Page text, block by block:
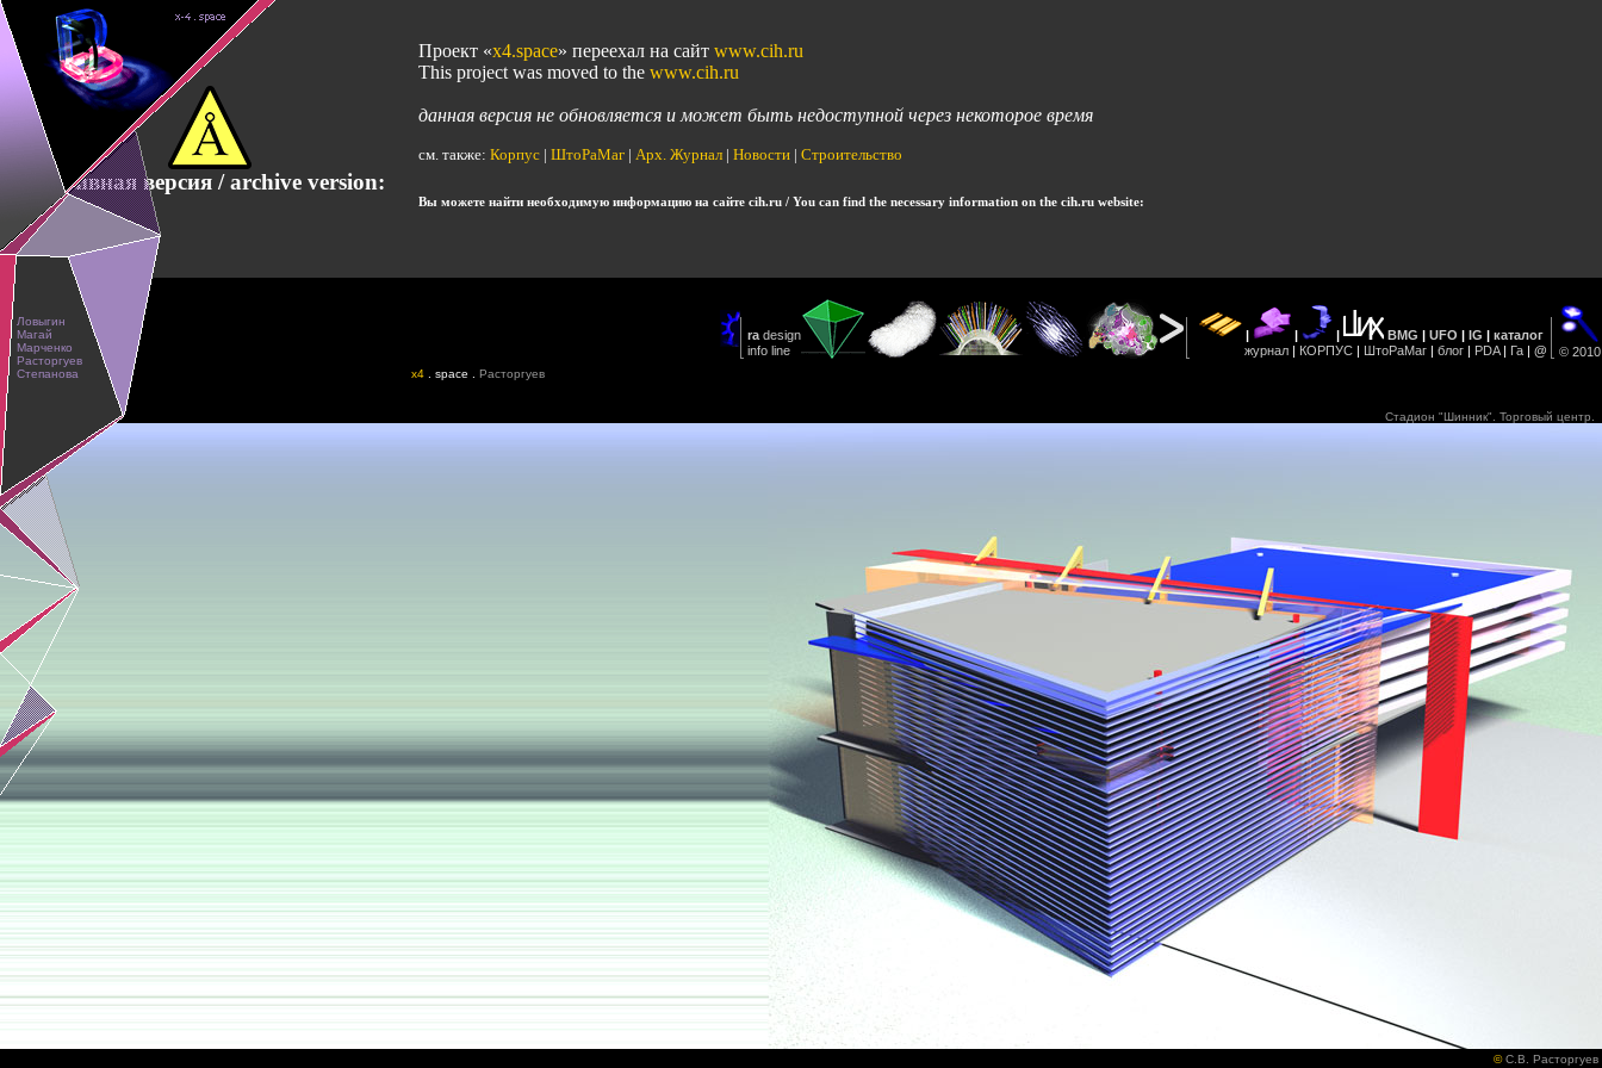
Архивная версия / archive version:
Проект «x4.space» переехал на сайт www.cih.ru
This project was moved to the www.cih.ru
данная версия не обновляется и может быть недоступной через некоторое время
см. также: Корпус | ШтоРаМаг | Арх. Журнал | Новости | Строительство
Вы можете найти необходимую информацию на сайте cih.ru / You can find the necessary information on the cih.ru website:
x4 . space . Расторгуев
Стадион "Шинник". Торговый центр.
©С.В. Расторгуев